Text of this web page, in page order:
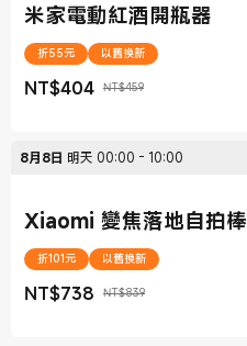
米家電動紅酒開瓶器
折55元 以舊換新
NT$404
現價 NT$404 NT$459
銷售價格 NT$459
8月8日 明天 00:00 - 10:00
Xiaomi 變焦落地自拍棒
折101元 以舊換新
NT$738
現價 NT$738 NT$839
銷售價格 NT$839